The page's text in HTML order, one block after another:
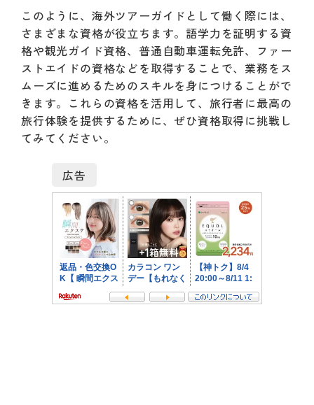
このように、海外ツアーガイドとして働く際には、
さまざまな資格が役立ちます。語学力を証明する資
格や観光ガイド資格、普通自動車運転免許、ファー
ストエイドの資格などを取得することで、業務をス
ムーズに進めるためのスキルを身につけることがで
きます。これらの資格を活用して、旅行者に最高の
旅行体験を提供するために、ぜひ資格取得に挑戦し
てみてください。
広告